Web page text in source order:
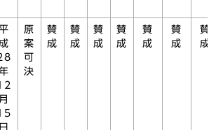
成
月
日
原
案
可
決
賛
成
賛
成
賛
成
賛
成
賛
成
賛
成
賛
成